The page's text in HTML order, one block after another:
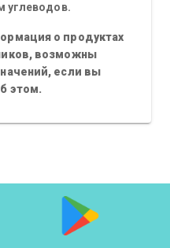
углеводов.
о продуктах
возможны
если вы
этом.